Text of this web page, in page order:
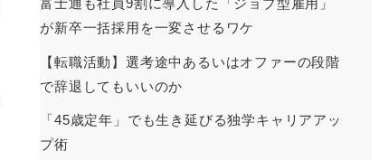
富士通も社員9割に導入した「ジョブ型雇用」
が新卒一括採用を一変させるワケ
【転職活動】選考途中あるいはオファーの段階
で辞退してもいいのか
「45歳定年」でも生き延びる独学キャリアアッ
プ術